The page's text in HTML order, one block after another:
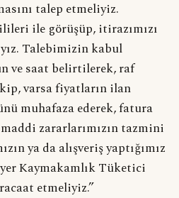
talep etmeliyiz.
ile görüşüp, itirazımızı
Talebimizin kabul
ve saat belirtilerek, raf
varsa fiyatların ilan
muhafaza ederek, fatura
zararlarımızın tazmini
ya da alışveriş yaptığımız
Kaymakamlık Tüketici
etmeliyiz.”